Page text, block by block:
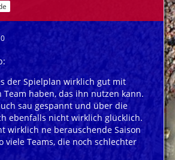
der Spielplan wirklich gut mit
haben, das ihn nutzen kann.
sau gespannt und über die
ebenfalls nicht wirklich glücklich.
wirklich ne berauschende Saison
viele Teams, die noch schlechter